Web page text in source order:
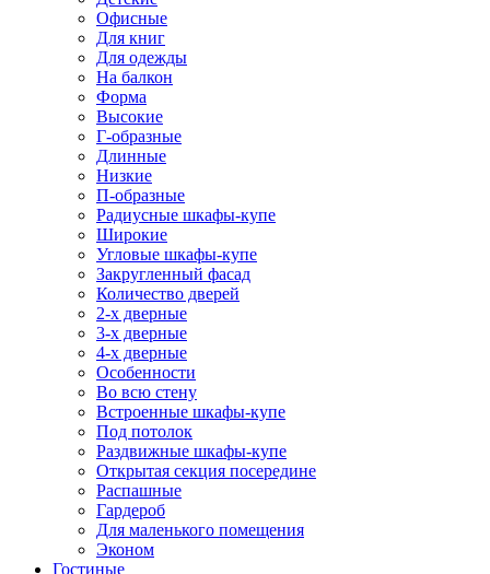
Офисные
Для книг
Для одежды
На балкон
Форма
Высокие
Г-образные
Длинные
Низкие
П-образные
Радиусные шкафы-купе
Широкие
Угловые шкафы-купе
Закругленный фасад
Количество дверей
2-х дверные
3-х дверные
4-х дверные
Особенности
Во всю стену
Встроенные шкафы-купе
Под потолок
Раздвижные шкафы-купе
Открытая секция посередине
Распашные
Гардероб
Для маленького помещения
Эконом
Гостиные